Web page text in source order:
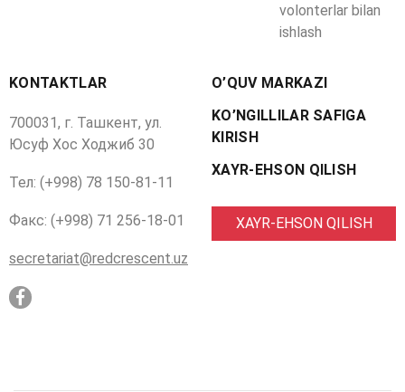
volonterlar bilan
ishlash
KONTAKTLAR
700031, г. Ташкент, ул.
Юсуф Хос Ходжиб 30
Тел: (+998) 78 150-81-11
Факс: (+998) 71 256-18-01
secretariat@redcrescent.uz
O’QUV MARKAZI
KO’NGILLILAR SAFIGA
KIRISH
XAYR-EHSON QILISH
XAYR-EHSON QILISH